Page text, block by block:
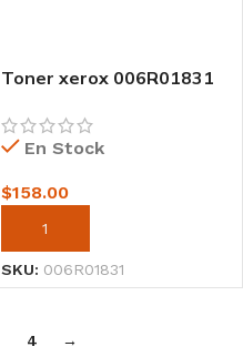
Toner xerox 006R01831
C7125/C7120/C7130
En Stock
$158.00
AÑADIR AL CARRITO
SKU: 006R01831
4 →